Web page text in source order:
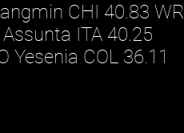
CHI 40.83 WR
Assunta ITA 40.25
Yesenia COL 36.11